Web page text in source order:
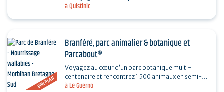
à Quistinic
naturel exceptionnel, un hameau vit en 1850 et
BON PLAN à Le Guerno
Branféré, parc animalier & botanique et
Parcabout®
Voyagez au cœur d’un parc botanique multi-
centenaire et rencontrez 1 500 animaux en semi-
liberté originaire des cinq continents. Ne manquez